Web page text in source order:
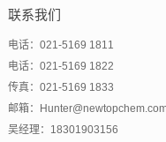
联系我们
电话：021-5169 1811
电话：021-5169 1822
传真：021-5169 1833
邮箱：
吴经理：18301903156